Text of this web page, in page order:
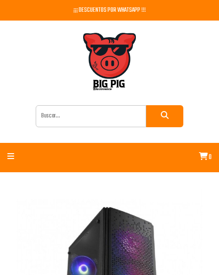
¡¡¡ DESCUENTOS POR WHATSAPP !!!
0